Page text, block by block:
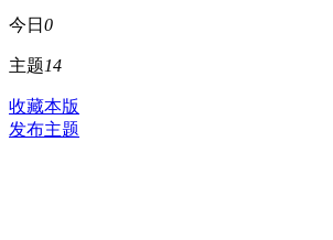
今日 0
主题14
收藏本版
发布主题